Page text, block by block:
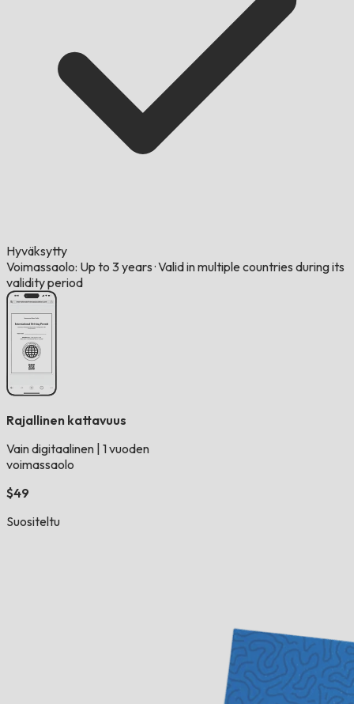
Hyväksytty
Voimassaolo: Up to 3 years ·Valid in multiple countries during its
validity period
Rajallinen kattavuus
Vain digitaalinen 1 vuoden
voimassaolo
$49
Suositeltu